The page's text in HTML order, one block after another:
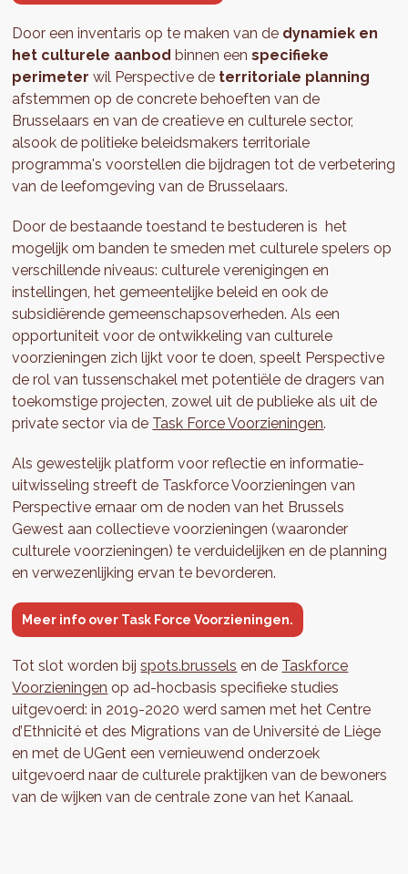
Door een inventaris op te maken van de dynamiek en
het culturele aanbod binnen eenspecifieke
perimeter wil Perspective de territoriale planning
afstemmen op de concrete behoeften van de
Brusselaars en van de creatieve en culturele sector,
alsook de politieke beleidsmakers territoriale
programma's voorstellen die bijdragen tot de verbetering
van de leefomgeving van de Brusselaars.
Door de bestaande toestand te bestuderen is het
mogelijk om banden te smeden met culturele spelers op
verschillende niveaus: culturele verenigingen en
instellingen, het gemeentelijke beleid en ook de
subsidiërende gemeenschapsoverheden. Als een
opportuniteit voor de ontwikkeling van culturele
voorzieningen zich lijkt voor te doen, speelt Perspective
de rol van tussenschakel met potentiële de dragers van
toekomstige projecten, zowel uit de publieke als uit de
private sector via de Task Force Voorzieningen.
Als gewestelijk platform voor reflectie en informatie-
uitwisseling streeft de Taskforce Voorzieningen van
Perspective ernaar om de noden van het Brussels
Gewest aan collectieve voorzieningen (waaronder
culturele voorzieningen) te verduidelijken en de planning
en verwezenlijking ervan te bevorderen.
Meer info over Task Force Voorzieningen.
Tot slot worden bijspots.brussels en de Taskforce
Voorzieningen op ad-hocbasis specifieke studies
uitgevoerd: in 2019-2020 werd samen met het Centre
d’Ethnicité et des Migrations van de Université de Liège
en met de UGent een vernieuwend onderzoek
uitgevoerd naar de culturele praktijken van de bewoners
van de wijken van de centrale zone van het Kanaal.